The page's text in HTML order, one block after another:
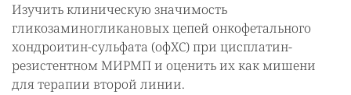
Изучить клиническую значимость
гликозаминогликановых цепей онкофетального
хондроитин-сульфата (офХС) при цисплатин-
резистентном МИРМП и оценить их как мишени
для терапии второй линии.